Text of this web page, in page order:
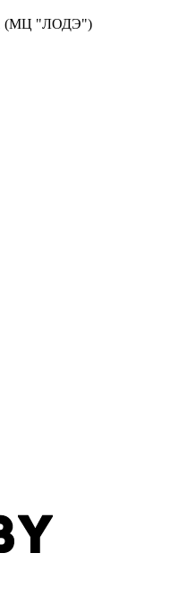
1 (МЦ "ЛОДЭ")